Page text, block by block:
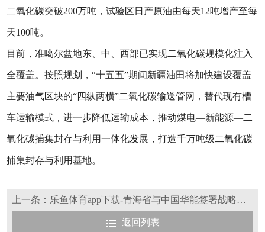
二氧化碳突破200万吨，试验区日产原油由每天12吨增产至每
天100吨。
目前，准噶尔盆地东、中、西部已实现二氧化碳规模化注入
全覆盖。按照规划，“十五五”期间新疆油田将加快建设覆盖
主要油气区块的“四纵两横”二氧化碳输送管网，替代现有槽
车运输模式，进一步降低运输成本，推动煤电—新能源—二
氧化碳捕集封存与利用一体化发展，打造千万吨级二氧化碳
捕集封存与利用基地。
上一条：乐鱼体育app下载-青海省与中国华能签署战略合作框架协议
返回列表